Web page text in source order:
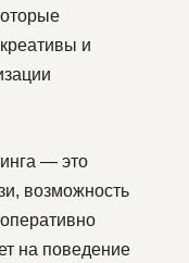
и
— это
возможность
на поведение